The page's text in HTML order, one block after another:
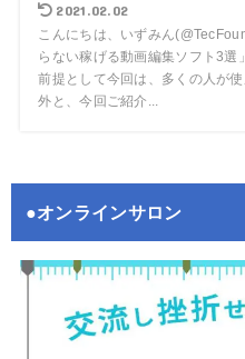
2021.02.02
こんにちは、いずみん
らない稼げる動画編集ソフト3選
前提として今回は、多くの人が
外と、今回ご紹介...
●オンラインサロン